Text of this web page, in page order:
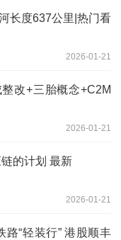
长度637公里|热门看
2026-01-21
改+三胎概念+C2M
2026-01-21
的计划 最新
2026-01-21
“轻装行” 港股顺丰